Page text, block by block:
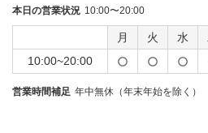
本日の営業状況 10:00〜20:00
月 火 水
10:00~20:00
営業時間補足 年中無休（年末年始を除く）